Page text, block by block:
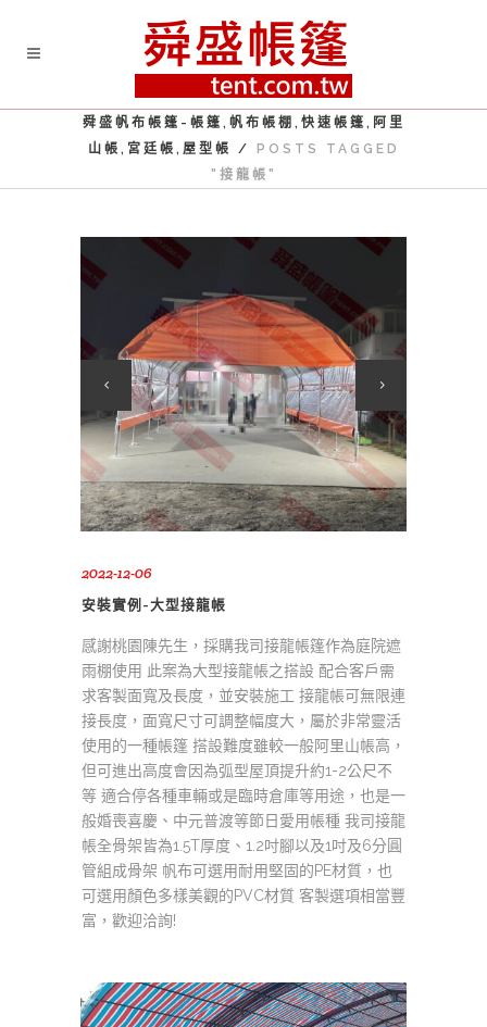
舜盛帆布帳篷-帳篷,帆布帳棚,快速帳篷,阿里
山帳,宮廷帳,屋型帳
/
POSTS TAGGED
"接龍帳"
2022-12-06
安裝實例-大型接龍帳
感謝桃園陳先生，採購我司接龍帳篷作為庭院遮
雨棚使用 此案為大型接龍帳之搭設 配合客戶需
求客製面寬及長度，並安裝施工 接龍帳可無限連
接長度，面寬尺寸可調整幅度大，屬於非常靈活
使用的一種帳篷 搭設難度雖較一般阿里山帳高，
但可進出高度會因為弧型屋頂提升約1-2公尺不
等 適合停各種車輛或是臨時倉庫等用途，也是一
般婚喪喜慶、中元普渡等節日愛用帳種 我司接龍
帳全骨架皆為1.5T厚度、1.2吋腳以及1吋及6分圓
管組成骨架 帆布可選用耐用堅固的PE材質，也
可選用顏色多樣美觀的PVC材質 客製選項相當豐
富，歡迎洽詢!